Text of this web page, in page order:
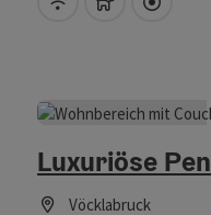
Luxuriöse
Vöcklabruck